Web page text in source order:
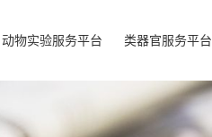
动物实验服务平台 类器官服务平台